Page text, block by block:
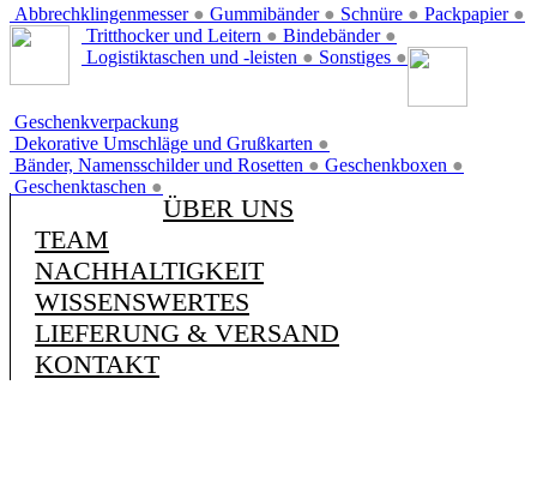
Abbrechklingenmesser ● Gummibänder ● Schnüre ● Packpapier ●
Tritthocker und Leitern ● Bindebänder ●
Logistiktaschen und -leisten ● Sonstiges ●
Geschenkverpackung
Dekorative Umschläge und Grußkarten ●
Bänder, Namensschilder und Rosetten ● Geschenkboxen ●
Geschenktaschen ●
ÜBER UNS
TEAM
NACHHALTIGKEIT
WISSENSWERTES
LIEFERUNG & VERSAND
KONTAKT